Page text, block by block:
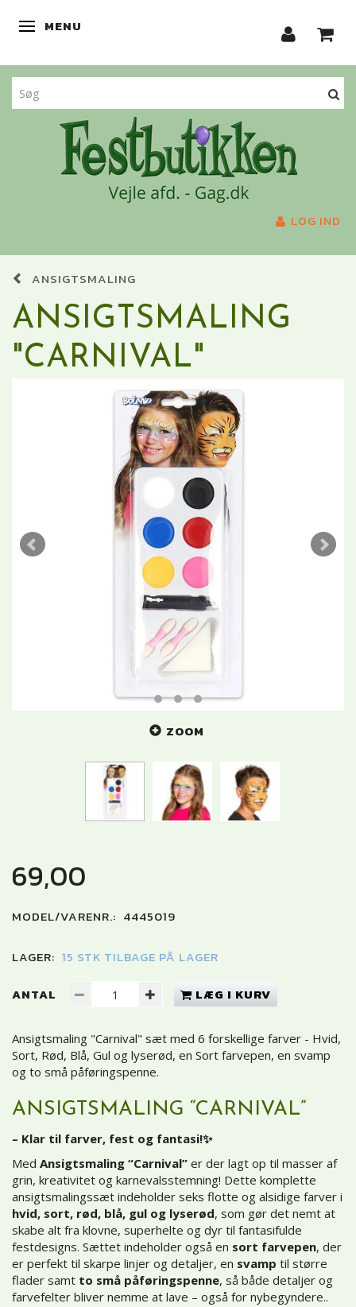
SKIFTE NAVIGATION
MENU
LOG IND
ANSIGTSMALING
ANSIGTSMALING
"CARNIVAL"
ZOOM
69,00
MODEL/VARENR.: 4445019
LAGER: 15 STK TILBAGE PÅ LAGER
ANTAL LÆG I KURV
Ansigtsmaling "Carnival" sæt med 6 forskellige farver - Hvid,
Sort, Rød, Blå, Gul og lyserød, en Sort farvepen, en svamp
og to små påføringspenne.
ANSIGTSMALING “CARNIVAL”
– Klar til farver, fest og fantasi!✨
Med Ansigtsmaling “Carnival” er der lagt op til masser af
grin, kreativitet og karnevalsstemning! Dette komplette
ansigtsmalingssæt indeholder seks flotte og alsidige farver i
hvid, sort, rød, blå, gul og lyserød, som gør det nemt at
skabe alt fra klovne, superhelte og dyr til fantasifulde
festdesigns. Sættet indeholder også en sort farvepen, der
er perfekt til skarpe linjer og detaljer, en svamp til større
flader samt to små påføringspenne, så både detaljer og
farvefelter bliver nemme at lave – også for nybegyndere..